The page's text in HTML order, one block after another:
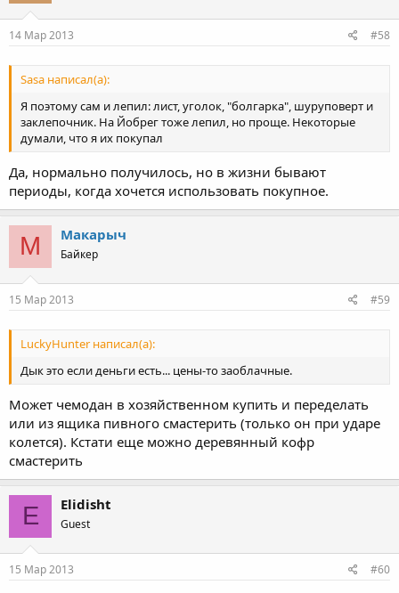
14 Мар 2013 #58
Sasa написал(а):
Я поэтому сам и лепил: лист, уголок, "болгарка", шуруповерт и
заклепочник. На Йобрег тоже лепил, но проще. Некоторые
думали, что я их покупал
Да, нормально получилось, но в жизни бывают
периоды, когда хочется использовать покупное.
М Макарыч
Байкер
15 Мар 2013 #59
LuckyHunter написал(а):
Дык это если деньги есть... цены-то заоблачные.
Может чемодан в хозяйственном купить и переделать
или из ящика пивного смастерить (только он при ударе
колется). Кстати еще можно деревянный кофр
смастерить
E Elidisht
Guest
15 Мар 2013 #60